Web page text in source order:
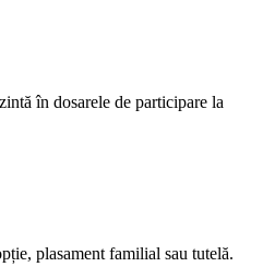
în dosarele de participare la
plasament familial sau tutelă.